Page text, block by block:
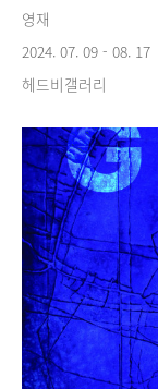
영재
2024. 07. 09 - 08. 17
헤드비갤러리